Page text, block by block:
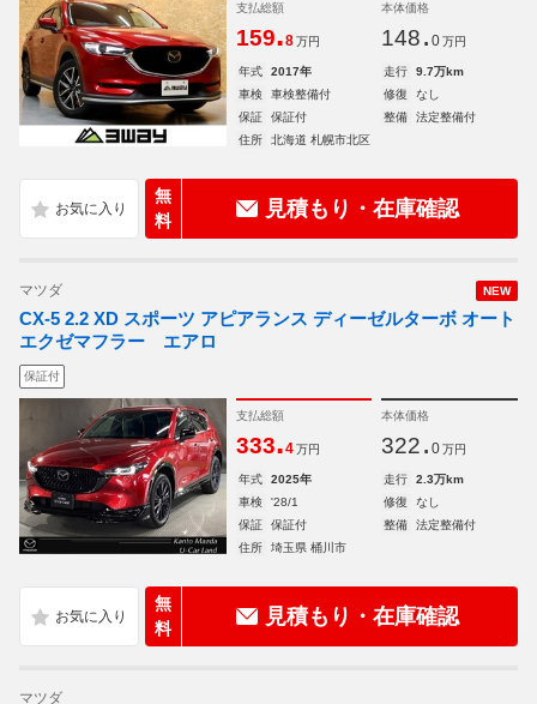
支払総額
159.8 万円
本体価格
148. 0 万円
年式 2017年 走行
9.7万km
車検
車検整備付 修復
なし
保証
保証付 整備
法定整備付
住所
北海道 札幌市北区
無
料
見積もり・在庫確認
NEW
マツダ
CX-5 2.2 XD スポーツ アピアランス ディーゼルターボ オート
エクゼマフラー エアロ
保証付
支払総額
333.4 万円
本体価格
322. 0 万円
年式 2025年 走行
2.3万km
車検
'28/1 修復
なし
保証
保証付 整備
法定整備付
住所
埼玉県 桶川市
無
料
見積もり・在庫確認
マツダ